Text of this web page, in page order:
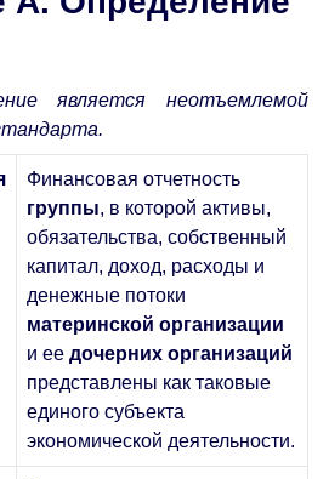
является неотъемлемой
Финансовая отчетность
группы, в которой активы,
обязательства, собственный
капитал, доход, расходы и
денежные потоки
материнской организации
и ее дочерних организаций
представлены как таковые
единого субъекта
экономической деятельности.